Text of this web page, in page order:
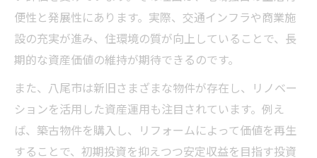
不動産投資と金融商品の収益構造を解説
賢く投資するなら八尾市の不動産事情も要チェ
ック
八尾市不動産事情を知る投資家の賢い選択
失敗しない不動産投資のための注意点
八尾市不動産の現状と将来性を分析する
便性と発展性にあります。実際、交通インフラや商業施
設の充実が進み、住環境の質が向上していることで、長
期的な資産価値の維持が期待できるのです。
また、八尾市は新旧さまざまな物件が存在し、リノベー
ションを活用した資産運用も注目されています。例え
ば、築古物件を購入し、リフォームによって価値を再生
することで、初期投資を抑えつつ安定収益を目指す投資